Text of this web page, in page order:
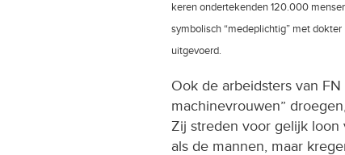
keren ondertekenden 120.000
symbolisch “medeplichtig” met
uitgevoerd.
Ook de arbeidsters van
machinevrouwen”
Zij streden voor gelijk
als de mannen, maar